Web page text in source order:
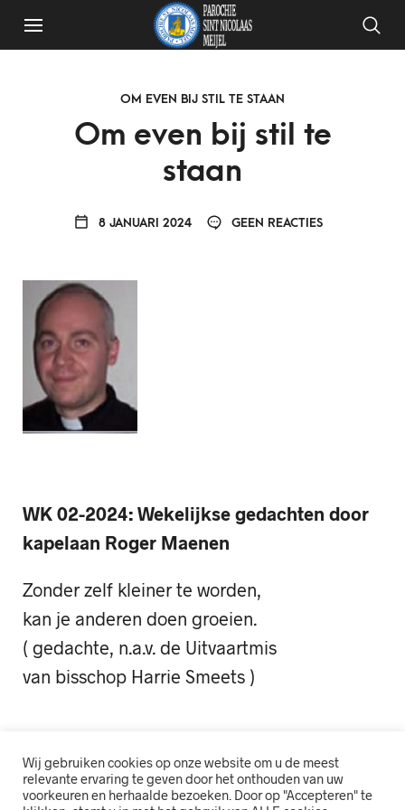
OM EVEN BIJ STIL TE STAAN
Om even bij stil te
staan
8 JANUARI 2024 GEEN REACTIES
WK 02-2024: Wekelijkse gedachten door
kapelaan Roger Maenen
Zonder zelf kleiner te worden,
kan je anderen doen groeien.
( gedachte, n.a.v. de Uitvaartmis
van bisschop Harrie Smeets )
Wij gebruiken cookies op onze website om u de meest
relevante ervaring te geven door het onthouden van uw
voorkeuren en herhaalde bezoeken. Door op "Accepteren" te